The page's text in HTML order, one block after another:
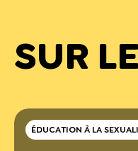
SUR
ÉDUCATION À LA